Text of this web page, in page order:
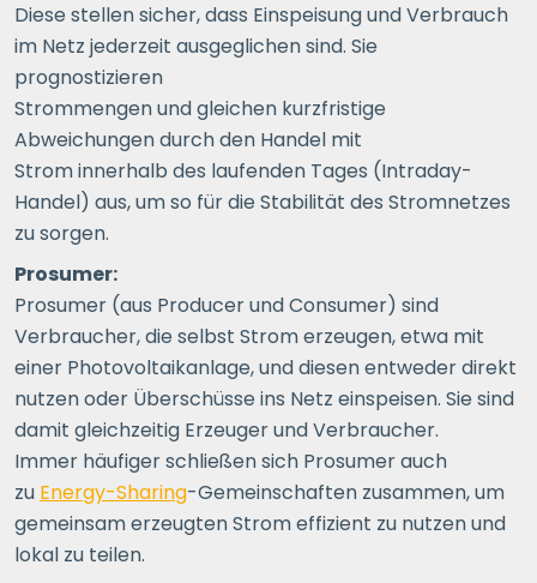
Diese stellen sicher, dass Einspeisung und Verbrauch
im Netz jederzeit ausgeglichen sind. Sie
prognostizieren
Strommengen und gleichen kurzfristige
Abweichungen durch den Handel mit
Strom innerhalb des laufenden Tages (Intraday-
Handel) aus, um so für die Stabilität des Stromnetzes
zu sorgen.
Prosumer:
Prosumer (aus Producer und Consumer) sind
Verbraucher, die selbst Strom erzeugen, etwa mit
einer Photovoltaikanlage, und diesen entweder direkt
nutzen oder Überschüsse ins Netz einspeisen. Sie sind
damit gleichzeitig Erzeuger und Verbraucher.
Immer häufiger schließen sich Prosumer auch
zu Energy-Sharing-Gemeinschaften zusammen, um
gemeinsam erzeugten Strom effizient zu nutzen und
lokal zu teilen.